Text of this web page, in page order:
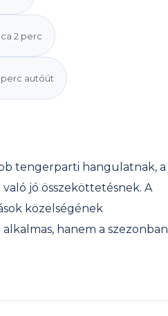
2 perc
autóút
tengerparti hangulatnak, a
jó összeköttetésnek. A
közelségének
hanem a szezonban